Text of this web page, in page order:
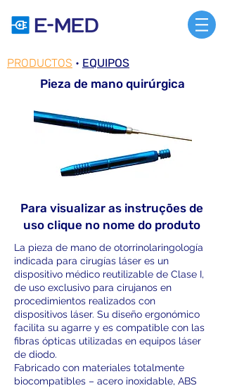
PRODUCTOS • EQUIPOS
Pieza de mano quirúrgica
Para visualizar as instruções de
uso clique no nome do produto
La pieza de mano de otorrinolaringología
indicada para cirugías láser es un
dispositivo médico reutilizable de Clase I,
de uso exclusivo para cirujanos en
procedimientos realizados con
dispositivos láser. Su diseño ergonómico
facilita su agarre y es compatible con las
fibras ópticas utilizadas en equipos láser
de diodo.
Fabricado con materiales totalmente
biocompatibles – acero inoxidable, ABS